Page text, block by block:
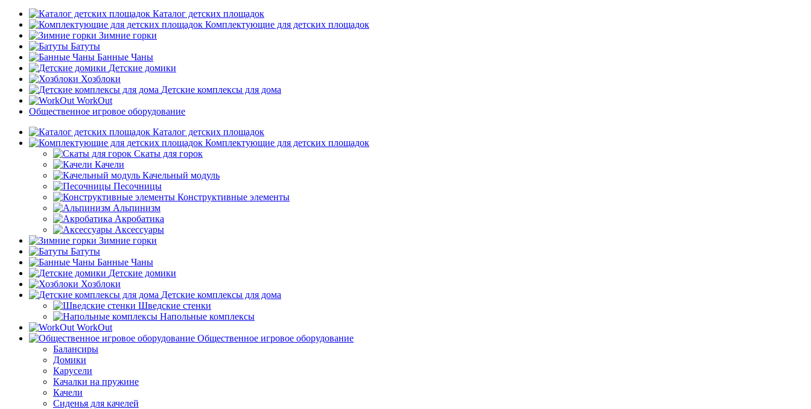
Каталог детских площадок
Комплектующие для детских площадок
Зимние горки
Батуты
Банные Чаны
Детские домики
Хозблоки
Детские комплексы для дома
WorkOut
Общественное игровое оборудование
Каталог детских площадок
Комплектующие для детских площадок
Скаты для горок
Качели
Качельный модуль
Песочницы
Конструктивные элементы
Альпинизм
Акробатика
Аксессуары
Зимние горки
Батуты
Банные Чаны
Детские домики
Хозблоки
Детские комплексы для дома
Шведские стенки
Напольные комплексы
WorkOut
Общественное игровое оборудование
Балансиры
Домики
Карусели
Качалки на пружине
Качели
Сиденья для качелей